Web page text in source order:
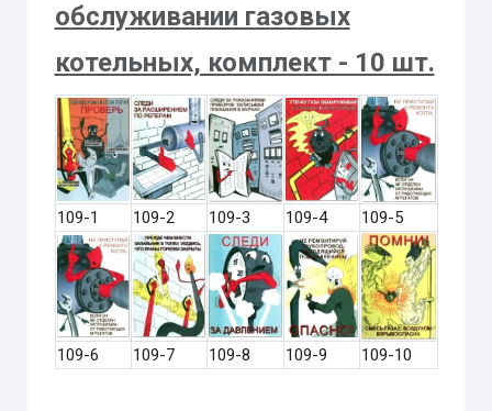
обслуживании газовых
котельных, комплект - 10 шт.
109-1 109-2 109-3 109-4 109-5
109-6 109-7 109-8 109-9 109-10